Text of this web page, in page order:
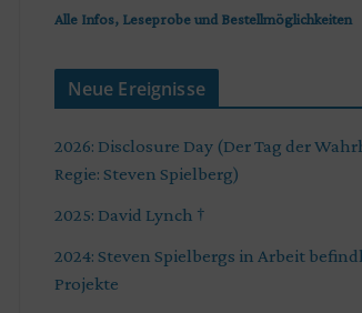
Alle Infos, Leseprobe und Bestellmöglichkeiten
Neue Ereignisse
2026: Disclosure Day (Der Tag der
Regie: Steven Spielberg)
2025: David Lynch †
2024: Steven Spielbergs in Arbeit
Projekte